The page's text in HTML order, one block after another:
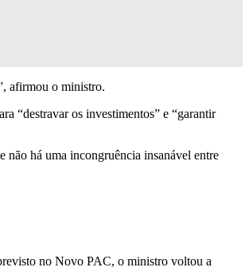
afirmou o ministro.
“destravar os investimentos” e “garantir
não há uma incongruência insanável entre
no Novo PAC, o ministro voltou a